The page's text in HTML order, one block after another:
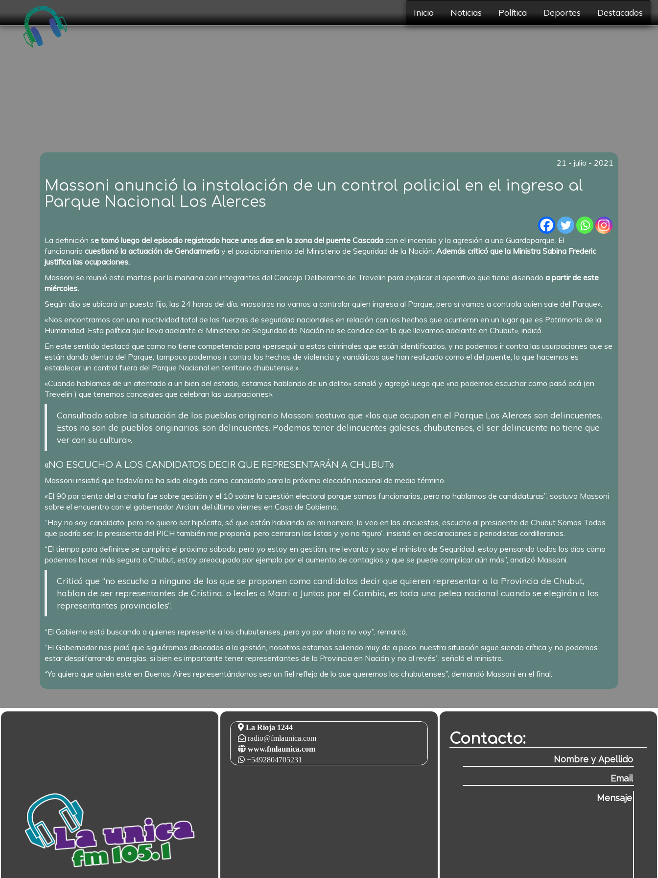
Inicio Noticias Política Deportes Destacados
21 - julio - 2021
Massoni anunció la instalación de un control policial en el ingreso al
Parque Nacional Los Alerces
La definición se tomó luego del episodio registrado hace unos dias en la zona del puente Cascadacon el incendio y la agresión a una Guardaparque. El
funcionariocuestionó la actuación de Gendarmeríay el posicionamiento del Ministerio de Seguridad de la Nación.Además criticó que la Ministra Sabina Frederic
justifica las ocupaciones.
Massoni se reunió este martes por la mañana con integrantes del Concejo Deliberante de Trevelin para explicar el operativo que tiene diseñado a partir de este
miércoles.
Según dijo se ubicará un puesto fijo, las 24 horas del día: «nosotros no vamos a controlar quien ingresa al Parque, pero sí vamos a controla quien sale del Parque».
«Nos encontramos con una inactividad total de las fuerzas de seguridad nacionales en relación con los hechos que ocurrieron en un lugar que es Patrimonio de la
Humanidad. Esta política que lleva adelante el Ministerio de Seguridad de Nación no se condice con la que llevamos adelante en Chubut», indicó.
En este sentido destacó que como no tiene competencia para «perseguir a estos criminales que están identificados, y no podemos ir contra las usurpaciones que se
están dando dentro del Parque, tampoco podemos ir contra los hechos de violencia y vandálicos que han realizado como el del puente, lo que hacemos es
establecer un control fuera del Parque Nacional en territorio chubutense.»
«Cuando hablamos de un atentado a un bien del estado, estamos hablando de un delito» señaló y agregó luego que «no podemos escuchar como pasó acá (en
Trevelin ) que tenemos concejales que celebran las usurpaciones».
Consultado sobre la situación de los pueblos originario Massoni sostuvo que «los que ocupan en el Parque Los Alerces son delincuentes.
Estos no son de pueblos originarios, son delincuentes. Podemos tener delincuentes galeses, chubutenses, el ser delincuente no tiene que
ver con su cultura».
«NO ESCUCHO A LOS CANDIDATOS DECIR QUE REPRESENTARÁN A CHUBUT»
Massoni insistió que todavía no ha sido elegido como candidato para la próxima elección nacional de medio término.
«El 90 por ciento del a charla fue sobre gestión y el 10 sobre la cuestión electoral porque somos funcionarios, pero no hablamos de candidaturas”, sostuvo Massoni
sobre el encuentro con el gobernador Arcioni del último viernes en Casa de Gobierno.
“Hoy no soy candidato, pero no quiero ser hipócrita, sé que están hablando de mi nombre, lo veo en las encuestas, escucho al presidente de Chubut Somos Todos
que podría ser, la presidenta del PICH también me proponía, pero cerraron las listas y yo no figuro”, insistió en declaraciones a periodistas cordilleranos.
“El tiempo para definirse se cumplirá el próximo sábado, pero yo estoy en gestión, me levanto y soy el ministro de Seguridad, estoy pensando todos los días cómo
podemos hacer más segura a Chubut, estoy preocupado por ejemplo por el aumento de contagios y que se puede complicar aún más”, analizó Massoni.
Criticó que “no escucho a ninguno de los que se proponen como candidatos decir que quieren representar a la Provincia de Chubut,
hablan de ser representantes de Cristina, o leales a Macri o Juntos por el Cambio, es toda una pelea nacional cuando se elegirán a los
representantes provinciales”.
“El Gobierno está buscando a quienes represente a los chubutenses, pero yo por ahora no voy”, remarcó.
“El Gobernador nos pidió que siguiéramos abocados a la gestión, nosotros estamos saliendo muy de a poco, nuestra situación sigue siendo crítica y no podemos
estar despilfarrando energías, si bien es importante tener representantes de la Provincia en Nación y no al revés”, señaló el ministro.
“Yo quiero que quien esté en Buenos Aires representándonos sea un fiel reflejo de lo que queremos los chubutenses”, demandó Massoni en el final.
La Rioja 1244
radio@fmlaunica.com
www.fmlaunica.com
+5492804705231
Contacto: